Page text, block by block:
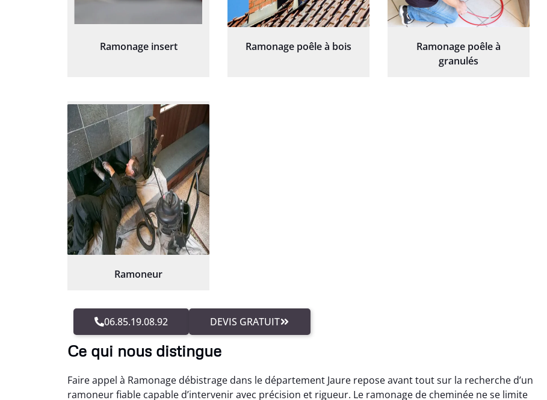
Ramonage insert Ramonage poêle à bois
Ramonage poêle à
granulés
Ramoneur
06.85.19.08.92 DEVIS GRATUIT
Ce qui nous distingue
Faire appel à Ramonage débistrage dans le département Jaure repose avant tout sur la recherche d’un
ramoneur fiable capable d’intervenir avec précision et rigueur. Le ramonage de cheminée ne se limite